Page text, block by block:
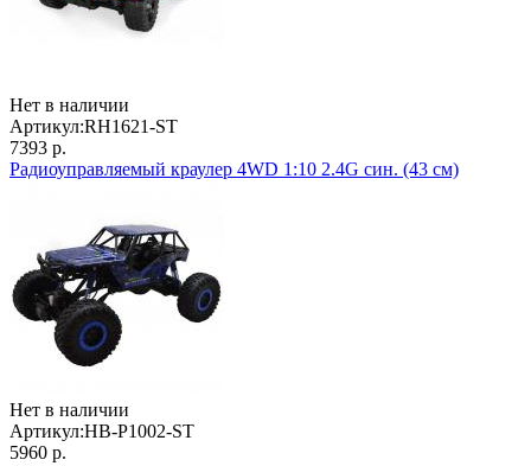
Нет в наличии
Артикул:RH1621-ST
7393 р.
Радиоуправляемый краулер 4WD 1:10 2.4G син. (43 см)
Нет в наличии
Артикул:HB-P1002-ST
5960 р.